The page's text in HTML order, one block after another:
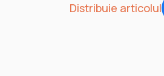
Distribuie articolul